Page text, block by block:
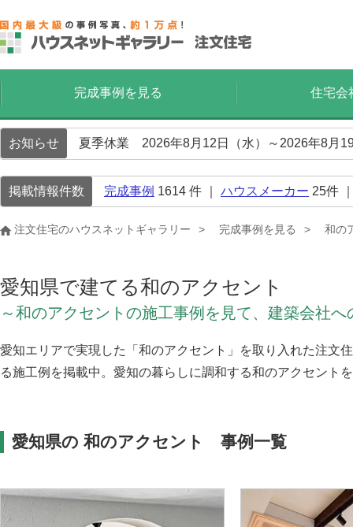
完成事例を見る 住宅会
お知らせ 夏季休業 2026年8月12日（水）～2026年8月
掲載情報件数 完成事例 1614 件 ｜ ハウスメーカー 25件
注文住宅のハウスネットギャラリー 完成事例を見る 和の
愛知県で建てる和のアクセント
～和のアクセントの施工事例を見て、建築会社
愛知エリアで実現した「和のアクセント」を取り入れた注文
る施工例を掲載中。愛知の暮らしに調和する和のアクセント
愛知県の 和のアクセント 事例一覧